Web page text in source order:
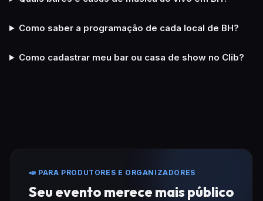
Como saber a programação de cada local de BH?
Como cadastrar meu bar ou casa de show no Clib?
📣 PARA PRODUTORES E ORGANIZADORES
Seu evento merece mais público